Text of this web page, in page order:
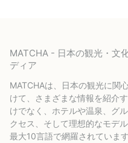
MATCHA - 日本の観光・文
ディア
MATCHAは、日本の観光に関
けて、さまざまな情報を紹介
けでなく、ホテルや温泉、グ
クセス、そして理想的なモデ
最大10言語で網羅されていま